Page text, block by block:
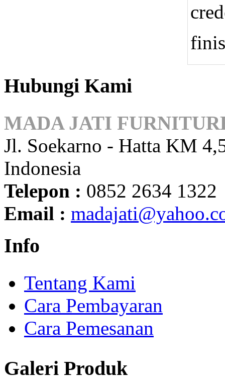
Hubungi Kami
MADA JATI
Jl. Soekarno - Hatta KM
Indonesia
Telepon : 0852 2634 1322
Email :
Info
Tentang Kami
Cara Pembayaran
Cara Pemesanan
Galeri Produk